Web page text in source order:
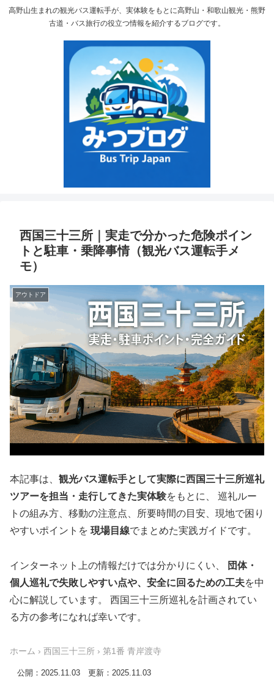
高野山生まれの観光バス運転手が、実体験をもとに高野山・和歌山観光・熊野
古道・バス旅行の役立つ情報を紹介するブログです。
西国三十三所｜実走で分かった危険ポイン
トと駐車・乗降事情（観光バス運転手メ
モ）
アウトドア
本記事は、 観光バス運転手として実際に西国三十三所巡礼
ツアーを担当・走行してきた実体験をもとに、 巡礼ルー
トの組み方、移動の注意点、所要時間の目安、現地で困り
やすいポイントを 現場目線でまとめた実践ガイドです。
インターネット上の情報だけでは分かりにくい、
団体・
個人巡礼で失敗しやすい点や、安全に回るための工夫を中
心に解説しています。 西国三十三所巡礼を計画されてい
る方の参考になれば幸いです。
ホーム › 西国三十三所 › 第1番 青岸渡寺
公開：2025.11.03 更新：2025.11.03